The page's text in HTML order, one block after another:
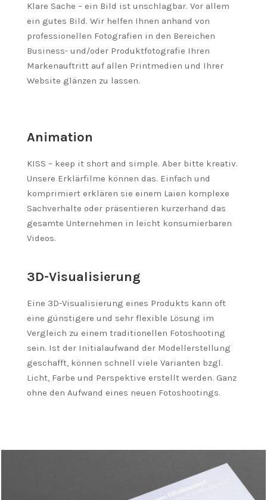
Klare Sache – ein Bild ist unschlagbar. Vor allem
ein gutes Bild. Wir helfen Ihnen anhand von
professionellen Fotografien in den Bereichen
Business- und/oder Produktfotografie Ihren
Markenauftritt auf allen Printmedien und Ihrer
Website glänzen zu lassen.
Animation
KISS – keep it short and simple. Aber bitte kreativ.
Unsere Erklärfilme können das. Einfach und
komprimiert erklären sie einem Laien komplexe
Sachverhalte oder präsentieren kurzerhand das
gesamte Unternehmen in leicht konsumierbaren
Videos.
3D-Visualisierung
Eine 3D-Visualisierung eines Produkts kann oft
eine günstigere und sehr flexible Lösung im
Vergleich zu einem traditionellen Fotoshooting
sein. Ist der Initialaufwand der Modellerstellung
geschafft, können schnell viele Varianten bzgl.
Licht, Farbe und Perspektive erstellt werden. Ganz
ohne den Aufwand eines neuen Fotoshootings.